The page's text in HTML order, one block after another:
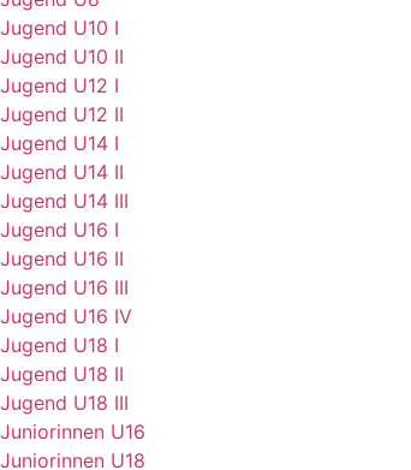
Jugend U10 I
Jugend U10 II
Jugend U12 I
Jugend U12 II
Jugend U14 I
Jugend U14 II
Jugend U14 III
Jugend U16 I
Jugend U16 II
Jugend U16 III
Jugend U16 IV
Jugend U18 I
Jugend U18 II
Jugend U18 III
Juniorinnen U16
Juniorinnen U18